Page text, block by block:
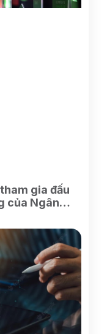
gia đấu
của Ngân